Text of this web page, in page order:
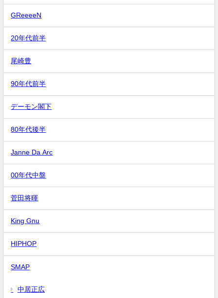
GReeeeN
20年代前半
尾崎豊
90年代前半
デーモン閣下
80年代後半
Janne Da Arc
00年代中盤
菅田将暉
King Gnu
HIPHOP
SMAP
中居正広